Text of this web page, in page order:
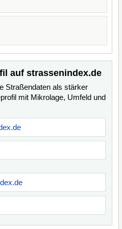
auf strassenindex.de
Straßendaten als stärker
mit Mikrolage, Umfeld und